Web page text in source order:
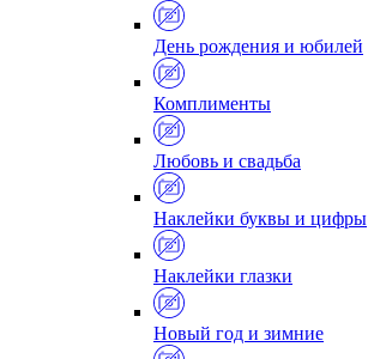
День рождения и юбилей
Комплименты
Любовь и свадьба
Наклейки буквы и цифры
Наклейки глазки
Новый год и зимние